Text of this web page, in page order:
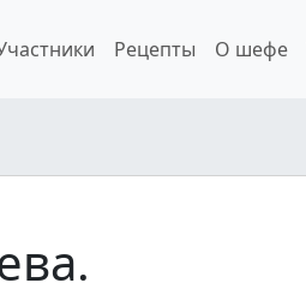
Рецепты О шефе